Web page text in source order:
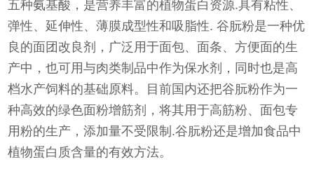
五种氨基酸，是营养丰富的植物蛋白资源.具有粘性、
弹性、延伸性、薄膜成型性和吸脂性. 谷朊粉是一种优
良的面团改良剂，广泛用于面包、面条、方便面的生
产中，也可用与肉类制品中作为保水剂，同时也是高
档水产饲料的基础原料。目前国内还把谷朊粉作为一
种高效的绿色面粉增筋剂，将其用于高筋粉、面包专
用粉的生产，添加量不受限制.谷朊粉还是增加食品中
植物蛋白质含量的有效方法。